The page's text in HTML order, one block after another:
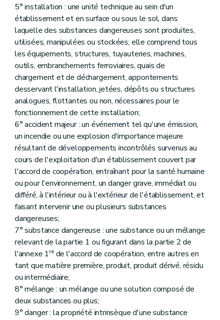
Sous-section 4 Explosifs
Art. 267
Sous-section 5
Art. 268
Art. 269
Art. 270
Art. 271
Art. 272
Art. 273
Sous-section 5 Dispositions diverses
Art. 274
Art. 275
Art. 276
Section 2 Dispositions finales
Art. 277
Art. 278
Art. 279
Art. 280
Annexe
Annexe
Annexe
Annexe
Annexe
Annexe
Annexe
Annexe
Annexe
Annexe
Annexe
Annexe
Annexe
Annexe
Annexe
Annexe
5° installation : une unité technique au sein d'un
établissement et en surface ou sous le sol, dans
laquelle des substances dangereuses sont produites,
utilisées, manipulées ou stockées; elle comprend tous
les équipements, structures, tuyauteries, machines,
outils, embranchements ferroviaires, quais de
chargement et de déchargement, appontements
desservant l'installation, jetées, dépôts ou structures
analogues, flottantes ou non, nécessaires pour le
fonctionnement de cette installation;
6° accident majeur : un événement tel qu'une émission,
un incendie ou une explosion d'importance majeure
résultant de développements incontrôlés survenus au
cours de l'exploitation d'un établissement couvert par
l'accord de coopération, entraînant pour la santé humaine
ou pour l'environnement, un danger grave, immédiat ou
différé, à l'intérieur ou à l'extérieur de l'établissement, et
faisant intervenir une ou plusieurs substances
dangereuses;
7° substance dangereuse : une substance ou un mélange
relevant de la partie 1 ou figurant dans la partie 2 de
l'annexe 1rede l'accord de coopération, entre autres en
tant que matière première, produit, produit dérivé, résidu
ou intermédiaire;
8° mélange : un mélange ou une solution composé de
deux substances ou plus;
9° danger : la propriété intrinsèque d'une substance